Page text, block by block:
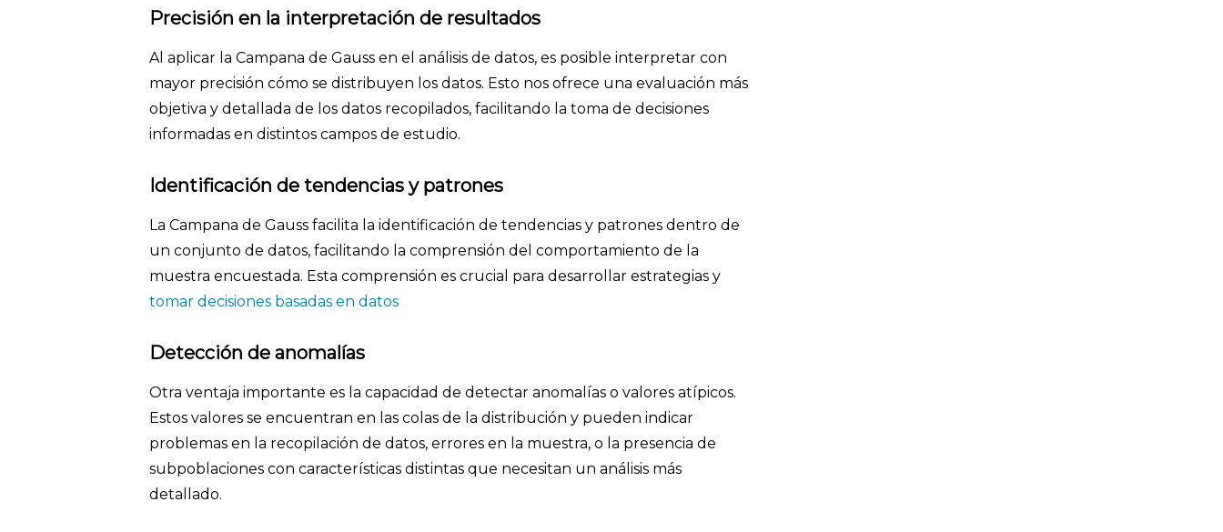
Precisión en la interpretación de resultados
Al aplicar la Campana de Gauss en el análisis de datos, es posible interpretar con
mayor precisión cómo se distribuyen los datos. Esto nos ofrece una evaluación más
objetiva y detallada de los datos recopilados, facilitando la toma de decisiones
informadas en distintos campos de estudio.
Identificación de tendencias y patrones
La Campana de Gauss facilita la identificación de tendencias y patrones dentro de
un conjunto de datos, facilitando la comprensión del comportamiento de la
muestra encuestada. Esta comprensión es crucial para desarrollar estrategias y
tomar decisiones basadas en datos
Detección de anomalías
Otra ventaja importante es la capacidad de detectar anomalías o valores atípicos.
Estos valores se encuentran en las colas de la distribución y pueden indicar
problemas en la recopilación de datos, errores en la muestra, o la presencia de
subpoblaciones con características distintas que necesitan un análisis más
detallado.